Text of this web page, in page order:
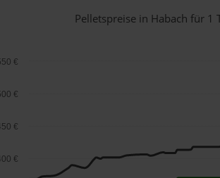
Pelletspreise in Habach für 1
€
€
€
€